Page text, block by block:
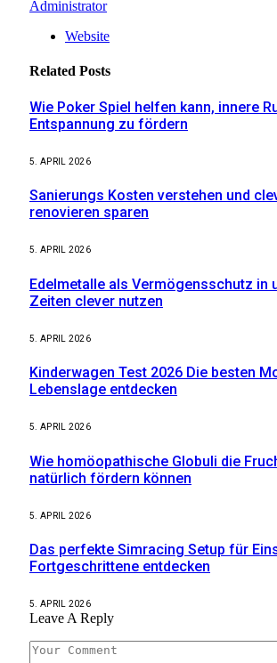
Administrator
Website
Related Posts
Wie Poker Spiel helfen kann, innere
Entspannung zu fördern
5. APRIL 2026
Sanierungs Kosten verstehen und
renovieren sparen
5. APRIL 2026
Edelmetalle als Vermögensschutz in
Zeiten clever nutzen
5. APRIL 2026
Kinderwagen Test 2026 Die besten
Lebenslage entdecken
5. APRIL 2026
Wie homöopathische Globuli die
natürlich fördern können
5. APRIL 2026
Das perfekte Simracing Setup für
Fortgeschrittene entdecken
5. APRIL 2026
Leave A Reply